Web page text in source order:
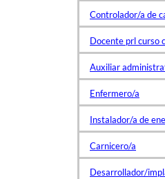
Controlador/a de
Docente prl curso
Auxiliar
Enfermero/a
Instalador/a de
Carnicero/a
Desarrollador/